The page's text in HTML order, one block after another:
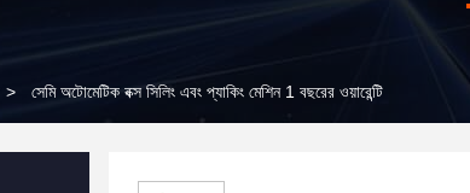
> সেমি অটোমেটিক বক্স সিলিং এবং প্যাকিং মেশিন 1 বছরের ওয়ারেন্টি